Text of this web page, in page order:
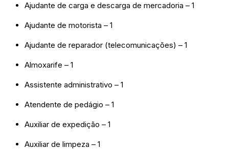
Ajudante de carga e descarga de mercadoria – 1
Ajudante de motorista – 1
Ajudante de reparador (telecomunicações) – 1
Almoxarife – 1
Assistente administrativo – 1
Atendente de pedágio – 1
Auxiliar de expedição – 1
Auxiliar de limpeza – 1